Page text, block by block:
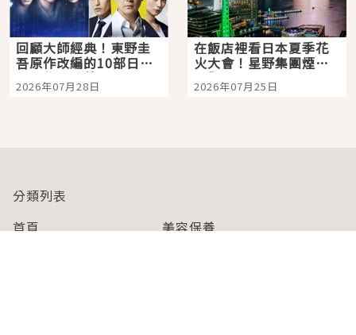
回顧大師經典！東野圭
吾原作改編的10部日本
影視作品推薦
2026年07月28日
在飯店裡看日本夏季花
火大會！星野集團煙火
景觀飯店6選，讓你不用
人擠人悠閒欣賞
2026年07月25日
分類列表
首頁
美容保養